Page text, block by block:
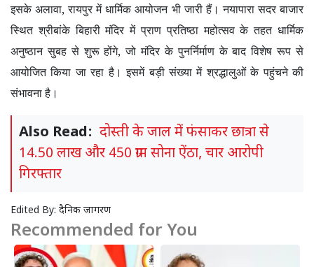
इसके अलावा,रायपुर में धार्मिक आयोजन भी जारी हैं। नयापारा सदर बाजार
स्थित श्रीबांके बिहारी मंदिर में प्राण प्रतिष्ठा महोत्सव के तहत धार्मिक
अनुष्ठान सुबह से शुरू होंगे,जो मंदिर के पुनर्निर्माण के बाद विशेष रूप से
आयोजित किया जा रहा है। इसमें बड़ी संख्या में श्रद्धालुओं के पहुंचने की
संभावना है।
Also Read: दोस्ती के जाल में फंसाकर छात्रा से
14.50 लाख और 450 ग्राम सोना ऐंठा, चार आरोपी
गिरफ्तार
Edited By: दैनिक जागरण
Recommended for You